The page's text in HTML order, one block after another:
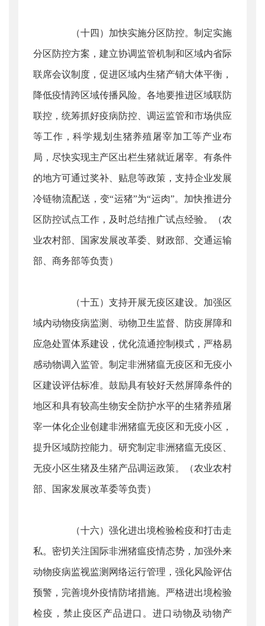
（十四）加快实施分区防控。制定实施
分区防控方案，建立协调监管机制和区域内省际
联席会议制度，促进区域内生猪产销大体平衡，
降低疫情跨区域传播风险。各地要推进区域联防
联控，统筹抓好疫病防控、调运监管和市场供应
等工作，科学规划生猪养殖屠宰加工等产业布
局，尽快实现主产区出栏生猪就近屠宰。有条件
的地方可通过奖补、贴息等政策，支持企业发展
冷链物流配送，变“运猪”为“运肉”。加快推进分
区防控试点工作，及时总结推广试点经验。（农
业农村部、国家发展改革委、财政部、交通运输
部、商务部等负责）
（十五）支持开展无疫区建设。加强区
域内动物疫病监测、动物卫生监督、防疫屏障和
应急处置体系建设，优化流通控制模式，严格易
感动物调入监管。制定非洲猪瘟无疫区和无疫小
区建设评估标准。鼓励具有较好天然屏障条件的
地区和具有较高生物安全防护水平的生猪养殖屠
宰一体化企业创建非洲猪瘟无疫区和无疫小区，
提升区域防控能力。研究制定非洲猪瘟无疫区、
无疫小区生猪及生猪产品调运政策。（农业农村
部、国家发展改革委等负责）
（十六）强化进出境检验检疫和打击走
私。密切关注国际非洲猪瘟疫情态势，加强外来
动物疫病监视监测网络运行管理，强化风险评估
预警，完善境外疫情防堵措施。严格进出境检验
检疫，禁止疫区产品进口。进口动物及动物产